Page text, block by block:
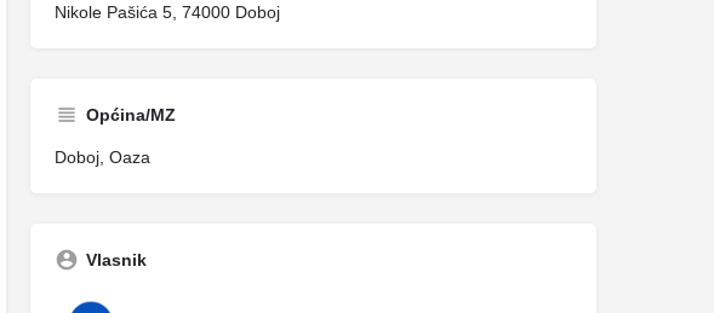
Nikole Pašića 5, 74000 Doboj
Općina/MZ
Doboj, Oaza
Vlasnik